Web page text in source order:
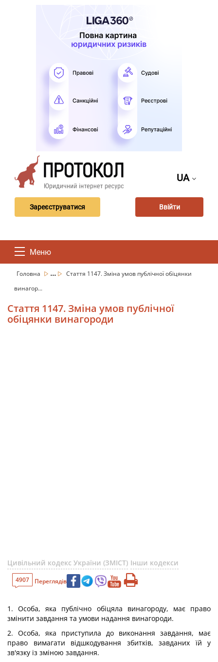
UA
Зареєструватися Ввійти
Меню
Головна ...
Стаття 1147. Зміна умов публічної обіцянки
винагор...
Стаття 1147. Зміна умов публічної
обіцянки винагороди
Цивільний кодекс України (ЗМІСТ) Інши кодекси
4907 Переглядів
1. Особа, яка публічно обіцяла винагороду, має право
змінити завдання та умови надання винагороди.
2. Особа, яка приступила до виконання завдання, має
право вимагати відшкодування збитків, завданих їй у
зв'язку із зміною завдання.